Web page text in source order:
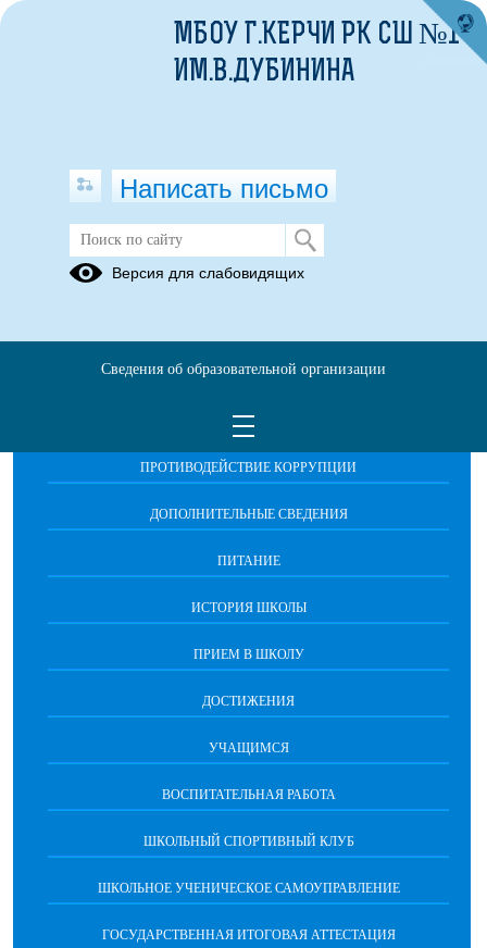
Промежуточная аттестация
ОБРАЩЕНИЯ ГРАЖДАН
ПРОТИВОДЕЙСТВИЕ КОРРУПЦИИ
ДОПОЛНИТЕЛЬНЫЕ СВЕДЕНИЯ
ПИТАНИЕ
ИСТОРИЯ ШКОЛЫ
ПРИЕМ В ШКОЛУ
ДОСТИЖЕНИЯ
УЧАЩИМСЯ
ВОСПИТАТЕЛЬНАЯ РАБОТА
ШКОЛЬНЫЙ СПОРТИВНЫЙ КЛУБ
ШКОЛЬНОЕ УЧЕНИЧЕСКОЕ САМОУПРАВЛЕНИЕ
ГОСУДАРСТВЕННАЯ ИТОГОВАЯ АТТЕСТАЦИЯ
МБОУ Г.КЕРЧИ РК СШ №1
ИМ.В.ДУБИНИНА
Написать письмо
Версия для слабовидящих
Сведения об образовательной организации